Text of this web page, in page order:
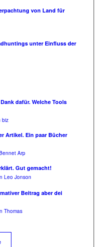
von Land für
unter Einfluss der
dafür. Welche Tools
biz
Artikel. Ein paar Bücher
Arp
Gut gemacht!
Leo Jonson
Beitrag aber dei
Thomas